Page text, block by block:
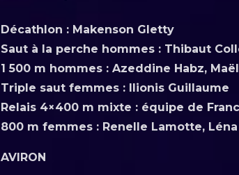
Décathlon : Makenson Gletty
Saut à la perche hommes : Thibaut
1 500 m hommes : Azeddine Habz,
Triple saut femmes : Ilionis Guillaume
Relais 4×400 m mixte : équipe de
800 m femmes : Renelle Lamotte,
AVIRON